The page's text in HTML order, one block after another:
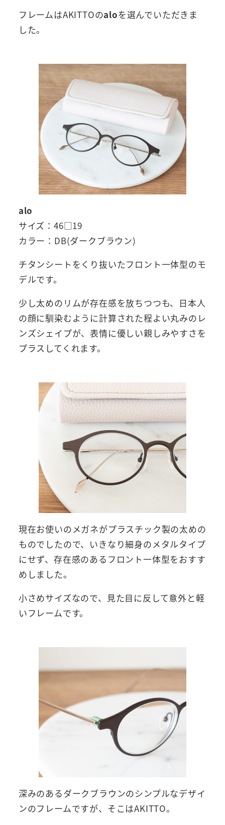
フレームはAKITTOのaloを選んでいただきま
した。
alo
サイズ：46□19
カラー：DB(ダークブラウン)
チタンシートをくり抜いたフロント一体型のモ
デルです。
少し太めのリムが存在感を放ちつつも、日本人
の顔に馴染むように計算された程よい丸みのレ
ンズシェイプが、表情に優しい親しみやすさを
プラスしてくれます。
現在お使いのメガネがプラスチック製の太めの
ものでしたので、いきなり細身のメタルタイプ
にせず、存在感のあるフロント一体型をおすす
めしました。
小さめサイズなので、見た目に反して意外と軽
いフレームです。
深みのあるダークブラウンのシンプルなデザイ
ンのフレームですが、そこはAKITTO。